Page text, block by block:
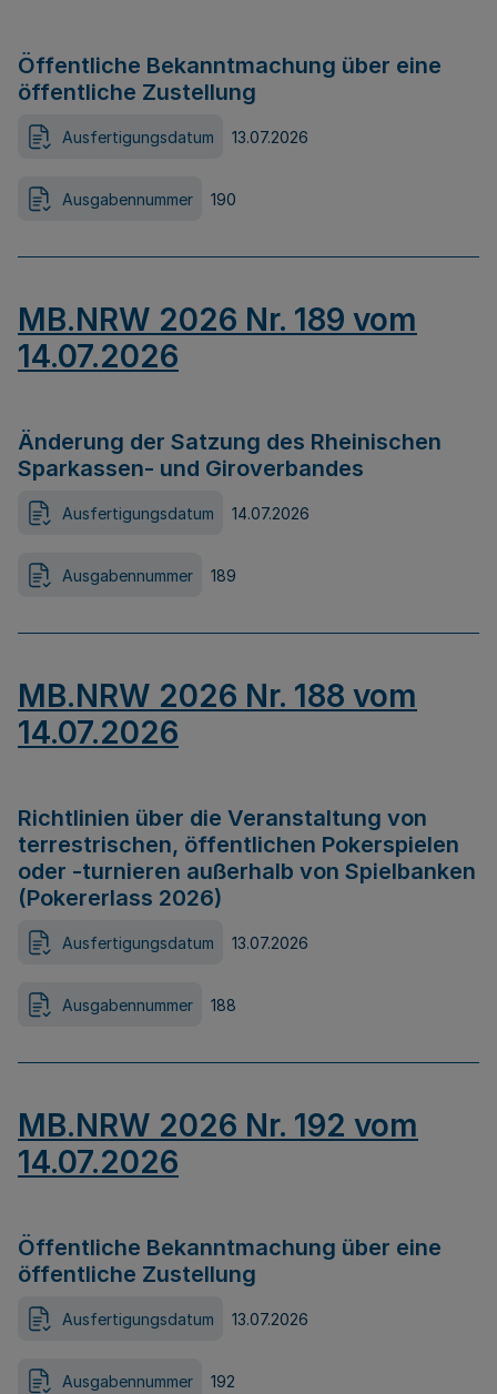
Öffentliche Bekanntmachung über eine
öffentliche Zustellung
Ausfertigungsdatum 13.07.2026
Ausgabennummer 190
MB.NRW 2026 Nr. 189 vom
14.07.2026
Änderung der Satzung des Rheinischen
Sparkassen- und Giroverbandes
Ausfertigungsdatum 14.07.2026
Ausgabennummer 189
MB.NRW 2026 Nr. 188 vom
14.07.2026
Richtlinien über die Veranstaltung von
terrestrischen, öffentlichen Pokerspielen
oder -turnieren außerhalb von Spielbanken
(Pokererlass 2026)
Ausfertigungsdatum 13.07.2026
Ausgabennummer 188
MB.NRW 2026 Nr. 192 vom
14.07.2026
Öffentliche Bekanntmachung über eine
öffentliche Zustellung
Ausfertigungsdatum 13.07.2026
Ausgabennummer 192